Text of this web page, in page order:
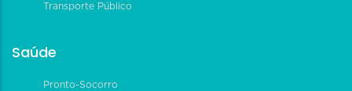
Transporte Público
Saúde
Pronto-Socorro